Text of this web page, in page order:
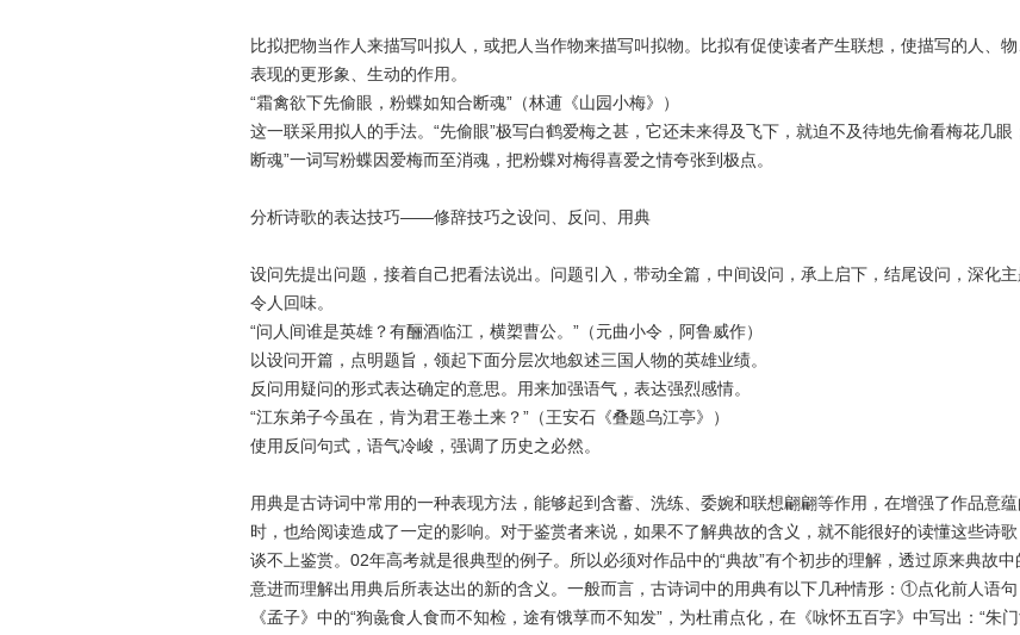
比拟把物当作人来描写叫拟人，或把人当作物来描写叫拟物。比拟有促使读者产生联想，使描写的人、
表现的更形象、生动的作用。
“霜禽欲下先偷眼，粉蝶如知合断魂”（林逋《山园小梅》）
这一联采用拟人的手法。“先偷眼”极写白鹤爱梅之甚，它还未来得及飞下，就迫不及待地先偷看梅花几眼
断魂”一词写粉蝶因爱梅而至消魂，把粉蝶对梅得喜爱之情夸张到极点。
分析诗歌的表达技巧——修辞技巧之设问、反问、用典
设问先提出问题，接着自己把看法说出。问题引入，带动全篇，中间设问，承上启下，结尾设问，深化主
令人回味。
“问人间谁是英雄？有酾酒临江，横槊曹公。”（元曲小令，阿鲁威作）
以设问开篇，点明题旨，领起下面分层次地叙述三国人物的英雄业绩。
反问用疑问的形式表达确定的意思。用来加强语气，表达强烈感情。
“江东弟子今虽在，肯为君王卷土来？”（王安石《叠题乌江亭》）
使用反问句式，语气冷峻，强调了历史之必然。
用典是古诗词中常用的一种表现方法，能够起到含蓄、洗练、委婉和联想翩翩等作用，在增强了作品意蕴
时，也给阅读造成了一定的影响。对于鉴赏者来说，如果不了解典故的含义，就不能很好的读懂这些诗歌
谈不上鉴赏。02年高考就是很典型的例子。所以必须对作品中的“典故”有个初步的理解，透过原来典故中
意进而理解出用典后所表达出的新的含义。一般而言，古诗词中的用典有以下几种情形：①点化前人语句
《孟子》中的“狗彘食人食而不知检，途有饿莩而不知发”，为杜甫点化，在《咏怀五百字》中写出：“朱